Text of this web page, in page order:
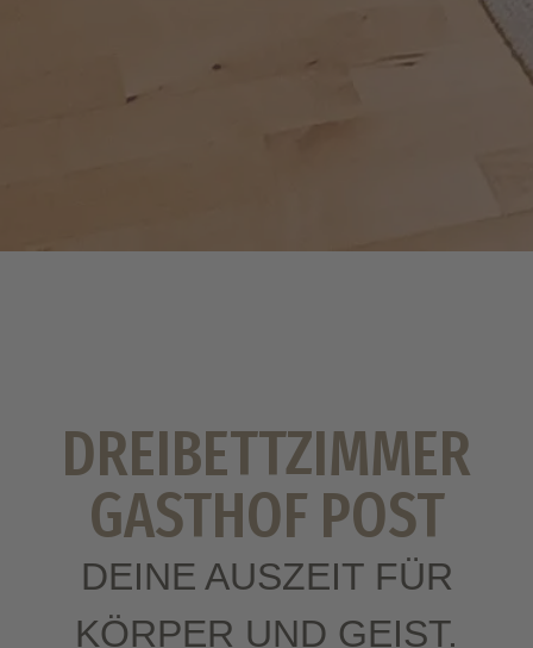
DREIBETTZIMMER
GASTHOF POST
DEINE AUSZEIT FÜR
KÖRPER UND GEIST.